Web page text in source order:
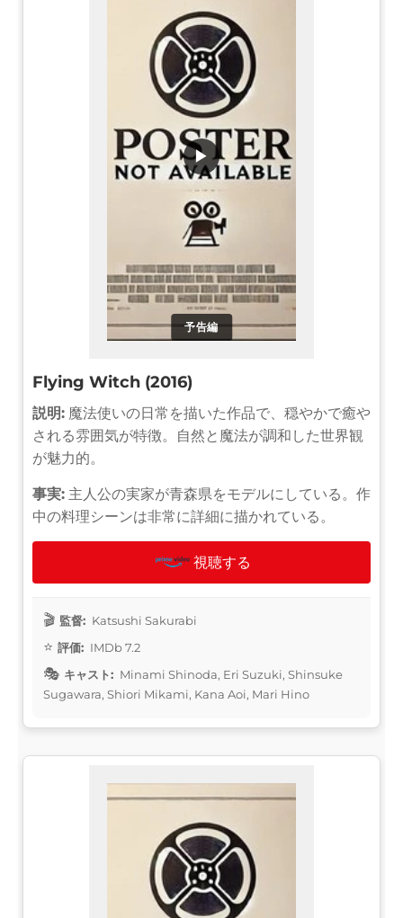
予告編
▶
Flying Witch (2016)
説明: 魔法使いの日常を描いた作品で、穏やかで癒や
される雰囲気が特徴。自然と魔法が調和した世界観
が魅力的。
事実: 主人公の実家が青森県をモデルにしている。作
中の料理シーンは非常に詳細に描かれている。
視聴する
監督: Katsushi Sakurabi
評価: IMDb 7.2
キャスト: Minami Shinoda, Eri Suzuki, Shinsuke
Sugawara, Shiori Mikami, Kana Aoi, Mari Hino